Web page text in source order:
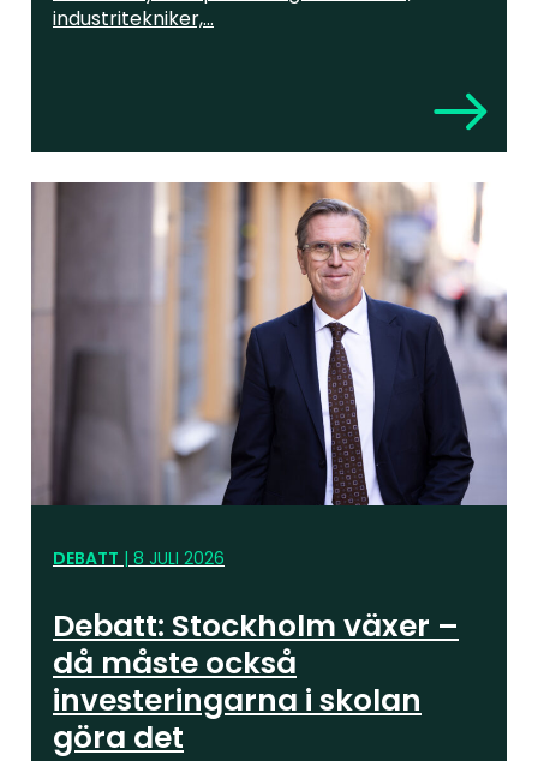
industritekniker,...
Debatt: Stockholm växer –
då måste också
investeringarna i skolan
göra det
DEBATT | 8 JULI 2026